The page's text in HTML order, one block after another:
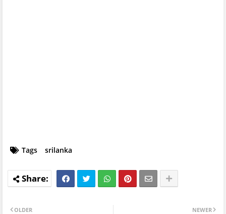
Tags srilanka
NEWER
OLDER